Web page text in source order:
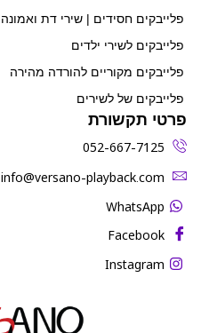
פלייבקים חסידים | שירי דת ואמונה
פלייבקים לשירי ילדים
פלייבקים מקוריים להורדה מהירה
פלייבקים של לשירים
פרטי תקשורת
052-667-7125
‫info@versano-playback.com‬
WhatsApp
Facebook
Instagram